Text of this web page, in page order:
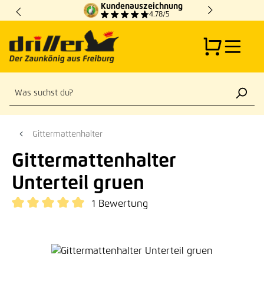
Zum Hauptinhalt springen
Kundenauszeichnung
4.78/5
Gittermattenhalter
Gittermattenhalter
Unterteil gruen
1 Bewertung
Bildergalerie überspringen